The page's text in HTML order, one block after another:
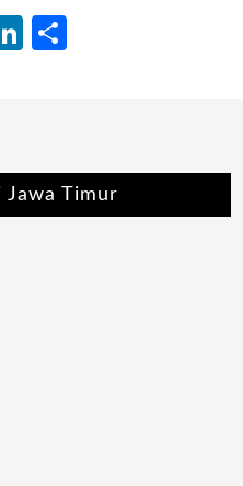
LinkedIn
Jawa Timur